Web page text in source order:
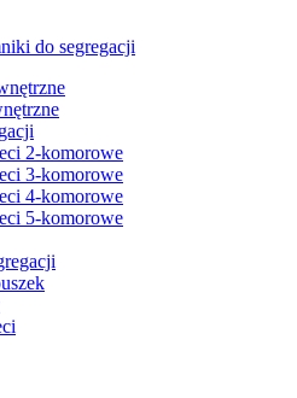
do segregacji
2-komorowe
3-komorowe
4-komorowe
5-komorowe